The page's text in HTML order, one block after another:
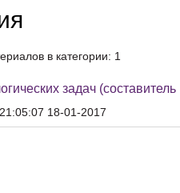
в категории: 1
задач
18-01-2017